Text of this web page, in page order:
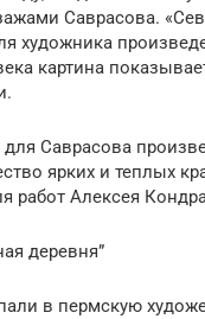
Саврасова.
художника
картина
Саврасова
ярких и теплых
работ Алексея
деревня”
в пермскую